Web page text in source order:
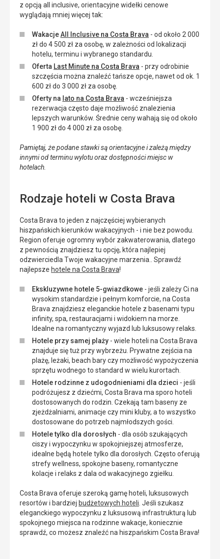
z opcją all inclusive, orientacyjne widełki cenowe
wyglądają mniej więcej tak:
WakacjeAll Inclusive na Costa Brava - od około 2 000
zł do 4 500 zł za osobę, w zależności od lokalizacji
hotelu, terminu i wybranego standardu.
Oferta Last Minute na Costa Brava - przy odrobinie
szczęścia można znaleźć tańsze opcje, nawet od ok. 1
600 zł do 3 000 zł za osobę.
Oferty na lato na Costa Brava - wcześniejsza
rezerwacja często daje możliwość znalezienia
lepszych warunków. Średnie ceny wahają się od około
1 900 zł do 4 000 zł za osobę.
Pamiętaj, że podane stawki są orientacyjne i zależą między
innymi od terminu wylotu oraz dostępności miejsc w
hotelach.
Rodzaje hoteli w Costa Brava
Costa Brava to jeden z najczęściej wybieranych
hiszpańskich kierunków wakacyjnych - i nie bez powodu.
Region oferuje ogromny wybór zakwaterowania, dlatego
z pewnością znajdziesz tu opcję, która najlepiej
odzwierciedla Twoje wakacyjne marzenia.. Sprawdź
najlepsze hotele na Costa Brava!
Ekskluzywne hotele 5-gwiazdkowe - jeśli zależy Ci na
wysokim standardzie i pełnym komforcie, na Costa
Brava znajdziesz eleganckie hotele z basenami typu
infinity, spa, restauracjami i widokiem na morze.
Idealne na romantyczny wyjazd lub luksusowy relaks.
Hotele przy samej plaży - wiele hoteli na Costa Brava
znajduje się tuż przy wybrzeżu. Prywatne zejścia na
plażę, leżaki, beach bary czy możliwość wypożyczenia
sprzętu wodnego to standard w wielu kurortach.
Hotele rodzinne z udogodnieniami dla dzieci - jeśli
podróżujesz z dziećmi, Costa Brava ma sporo hoteli
dostosowanych do rodzin. Czekają tam baseny ze
zjeżdżalniami, animacje czy mini kluby, a to wszystko
dostosowane do potrzeb najmłodszych gości.
Hotele tylko dla dorosłych - dla osób szukających
ciszy i wypoczynku w spokojniejszej atmosferze,
idealne będą hotele tylko dla dorosłych. Często oferują
strefy wellness, spokojne baseny, romantyczne
kolacje i relaks z dala od wakacyjnego zgiełku.
Costa Brava oferuje szeroką gamę hoteli, luksusowych
resortów i bardziej budżetowych hoteli . Jeśli szukasz
eleganckiego wypoczynku z luksusową infrastrukturą lub
spokojnego miejsca na rodzinne wakacje, koniecznie
sprawdź, co możesz znaleźć na hiszpańskim Costa Brava!